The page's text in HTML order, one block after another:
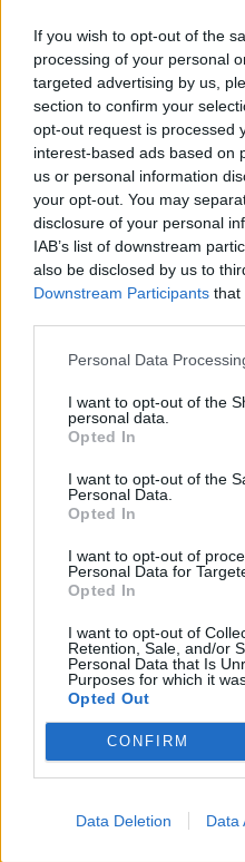
If you wish to opt-out of the
processing of your personal
targeted advertising by us,
section to confirm your
opt-out request is processed
interest-based ads based on
us or personal information
your opt-out. You may
disclosure of your personal
IAB’s list of downstream
also be disclosed by us to
Downstream Participants that
Personal Data
I want to opt-out of the
personal data.
Opted In
I want to opt-out of the
Personal Data.
Opted In
I want to opt-out of
Personal Data for
Opted In
I want to opt-out of
Retention, Sale, and/or
Personal Data that Is
Purposes for which it
Opted Out
CONFIRM
Data Deletion Data
Ουκρανία: 76
στο Ντονμπάς –
της νέας επίθεσης
Στο Ντονμπάς και τη
υπάρχουν 76 ρωσικές
Groups), δήλωσε
19 ΑΠΡ. 2022, 17:35
Καζακστάν:
Ρωσίας και